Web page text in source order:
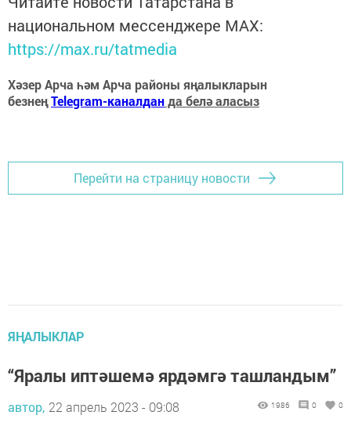
национальном мессенджере MАХ:
https://max.ru/tatmedia
Хәзер Арча һәм Арча районы яңалыкларын
безнеңTelegram-каналданда белә аласыз
Перейти на страницу новости
ЯҢАЛЫКЛАР
“Яралы иптәшемә ярдәмгә ташландым”
автор, 22 апрель 2023 - 09:08 1986 0 0